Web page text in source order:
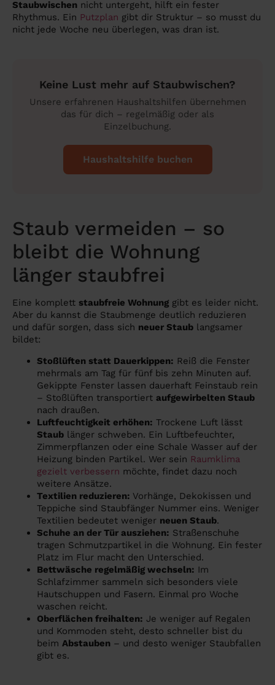
Staubwischen nicht untergeht, hilft ein fester
Rhythmus. Ein Putzplan gibt dir Struktur – so musst du
nicht jede Woche neu überlegen, was dran ist.
Keine Lust mehr auf Staubwischen?
Unsere erfahrenen Haushaltshilfen übernehmen
das für dich – regelmäßig oder als
Einzelbuchung.
Haushaltshilfe buchen
Staub vermeiden – so
bleibt die Wohnung
länger staubfrei
Eine komplett staubfreie Wohnung gibt es leider nicht.
Aber du kannst die Staubmenge deutlich reduzieren
und dafür sorgen, dass sich neuer Staub langsamer
bildet:
Stoßlüften statt Dauerkippen: Reiß die Fenster
mehrmals am Tag für fünf bis zehn Minuten auf.
Gekippte Fenster lassen dauerhaft Feinstaub rein
– Stoßlüften transportiert aufgewirbelten Staub
nach draußen.
Luftfeuchtigkeit erhöhen: Trockene Luft lässt
Staub länger schweben. Ein Luftbefeuchter,
Zimmerpflanzen oder eine Schale Wasser auf der
Heizung binden Partikel. Wer sein Raumklima
gezielt verbessern möchte, findet dazu noch
weitere Ansätze.
Textilien reduzieren: Vorhänge, Dekokissen und
Teppiche sind Staubfänger Nummer eins. Weniger
Textilien bedeutet weniger neuen Staub.
Schuhe an der Tür ausziehen: Straßenschuhe
tragen Schmutzpartikel in die Wohnung. Ein fester
Platz im Flur macht den Unterschied.
Bettwäsche regelmäßig wechseln: Im
Schlafzimmer sammeln sich besonders viele
Hautschuppen und Fasern. Einmal pro Woche
waschen reicht.
Oberflächen freihalten: Je weniger auf Regalen
und Kommoden steht, desto schneller bist du
beim Abstauben – und desto weniger Staubfallen
gibt es.